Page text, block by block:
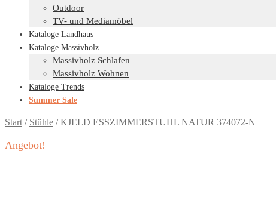
Outdoor
TV- und Mediamöbel
Kataloge Landhaus
Kataloge Massivholz
Massivholz Schlafen
Massivholz Wohnen
Kataloge Trends
Summer Sale
Start / Stühle /KJELD ESSZIMMERSTUHL NATUR 374072-N
Angebot!